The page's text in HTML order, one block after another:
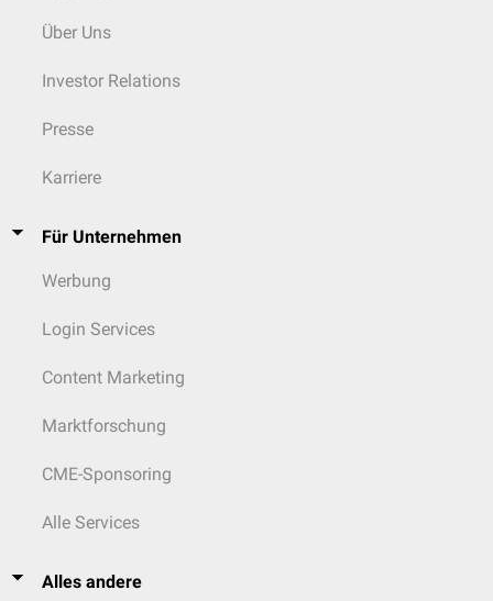
Über Uns
Investor Relations
Presse
Karriere
Für Unternehmen
Werbung
Login Services
Content Marketing
Marktforschung
CME-Sponsoring
Alle Services
Alles andere